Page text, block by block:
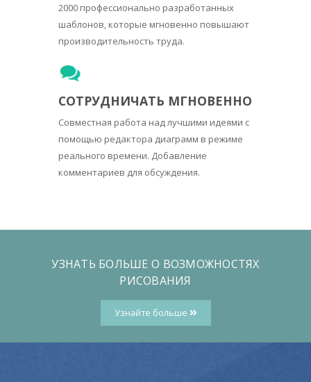
2000 профессионально разработанных
шаблонов, которые мгновенно повышают
производительность труда.
СОТРУДНИЧАТЬ МГНОВЕННО
Совместная работа над лучшими идеями с
помощью редактора диаграмм в режиме
реального времени. Добавление
комментариев для обсуждения.
УЗНАТЬ БОЛЬШЕ О ВОЗМОЖНОСТЯХ
РИСОВАНИЯ
Узнайте больше